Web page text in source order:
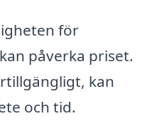
för
påverka priset.
kan
och tid.